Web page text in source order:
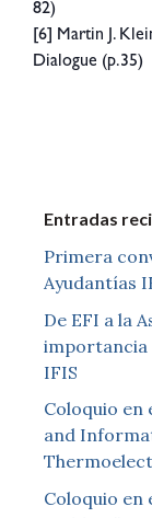
82)
[6] Martin J.
Dialogue (p.35)
Entradas
Primera
Ayudantías
De EFI a la
importancia
IFIS
Coloquio en
and
Coloquio en